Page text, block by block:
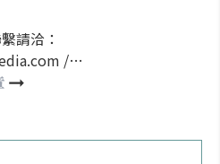
請洽：
/